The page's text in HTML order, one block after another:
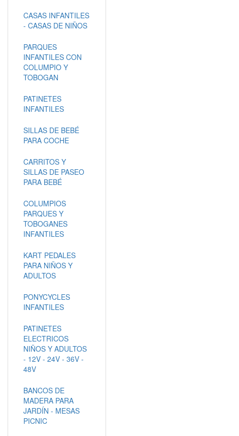
CASAS INFANTILES
- CASAS DE NIÑOS
PARQUES
INFANTILES CON
COLUMPIO Y
TOBOGAN
PATINETES
INFANTILES
SILLAS DE BEBÉ
PARA COCHE
CARRITOS Y
SILLAS DE PASEO
PARA BEBÉ
COLUMPIOS
PARQUES Y
TOBOGANES
INFANTILES
KART PEDALES
PARA NIÑOS Y
ADULTOS
PONYCYCLES
INFANTILES
PATINETES
ELECTRICOS
NIÑOS Y ADULTOS
- 12V - 24V - 36V -
48V
BANCOS DE
MADERA PARA
JARDÍN - MESAS
PICNIC